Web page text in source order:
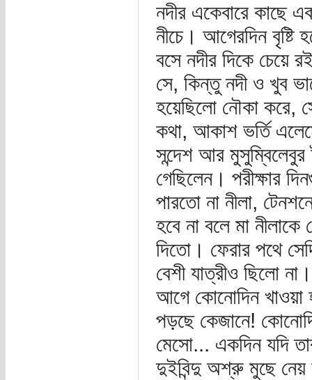
নদীর একেবারে কাছে
নীচে। আগেরদিন বৃষ্টি
বসে নদীর দিকে চেয়ে
সে, কিন্তু নদী ও খুব
হয়েছিলো নৌকা করে,
কথা, আকাশ ভর্তি
সন্দেশ আর
গেছিলেন। পরীক্ষার
পারতো না নীলা,
হবে না বলে মা নীলাকে
দিতো। ফেরার পথে
বেশী যাত্রীও ছিলো
আগে কোনোদিন খাওয়া
পড়ছে কেজানে!
মেসো... একদিন যদি
দুইবিন্দু অশ্রু মুছে